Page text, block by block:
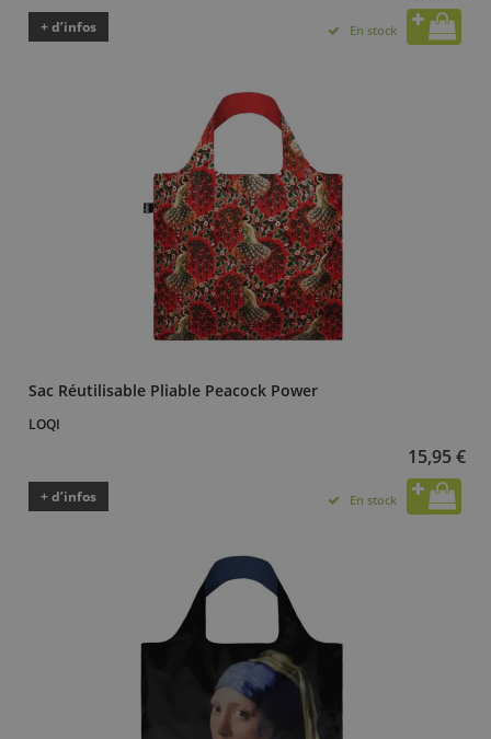
+ d’infos En stock
Sac Réutilisable Pliable Peacock Power
LOQI
15,95 €
+ d’infos En stock